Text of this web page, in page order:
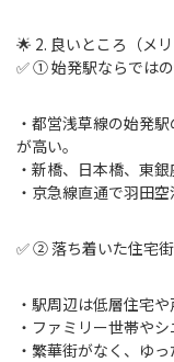
🌟 2. 良いところ（メリ
✅ ① 始発駅ならでは
・都営浅草線の始発
が高い。
・新橋、日本橋、東
・京急線直通で羽田
✅ ② 落ち着いた住宅街
・駅周辺は低層住宅
・ファミリー世帯やシ
・繁華街がなく、ゆ